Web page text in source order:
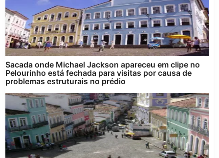
Sacada onde Michael Jackson apareceu em clipe no
Pelourinho está fechada para visitas por causa de
problemas estruturais no prédio